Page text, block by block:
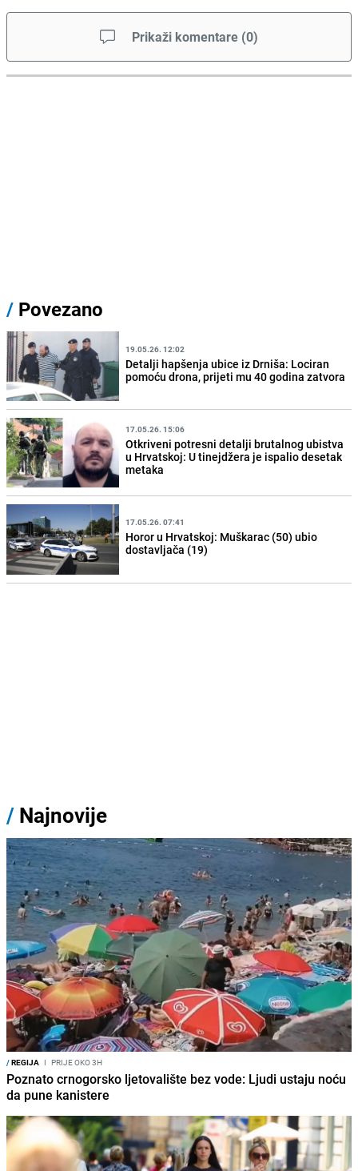
Prikaži komentare (0)
/ Povezano
19.05.26. 12:02
Detalji hapšenja ubice iz Drniša: Lociran
pomoću drona, prijeti mu 40 godina zatvora
17.05.26. 15:06
Otkriveni potresni detalji brutalnog ubistva
u Hrvatskoj: U tinejdžera je ispalio desetak
metaka
17.05.26. 07:41
Horor u Hrvatskoj: Muškarac (50) ubio
dostavljača (19)
/ Najnovije
/REGIJA I PRIJE OKO 3H
Poznato crnogorsko ljetovalište bez vode: Ljudi ustaju noću
da pune kanistere